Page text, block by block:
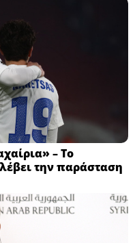
– Το
την παράσταση